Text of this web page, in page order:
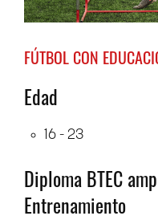
FÚTBOL CON
Edad
16 - 23
Diploma BTEC
Entrenamiento